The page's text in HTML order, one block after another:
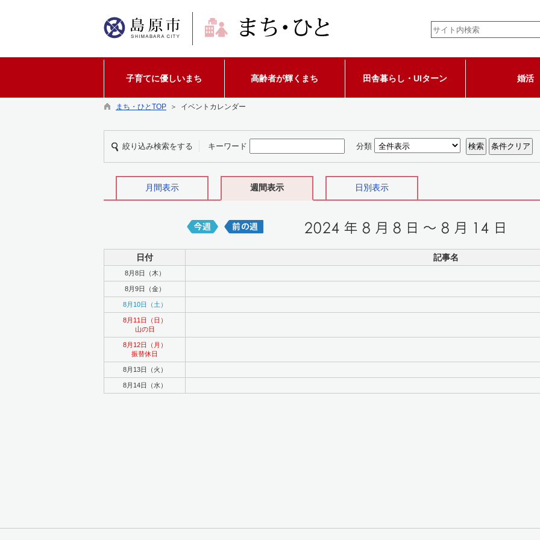
子育てに優しいまち 高齢者が輝くまち 田舎暮らし・UIターン 婚活
まち・ひとTOP ＞ イベントカレンダー
絞り込み検索をする キーワード 分類
月間表示 週間表示 日別表示
日付 記事名
8月8日（木）
8月9日（金）
8月10日（土）
8月11日（日）
山の日
8月12日（月）
振替休日
8月13日（火）
8月14日（水）